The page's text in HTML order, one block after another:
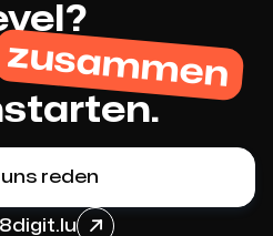
zusammen
uns reden
